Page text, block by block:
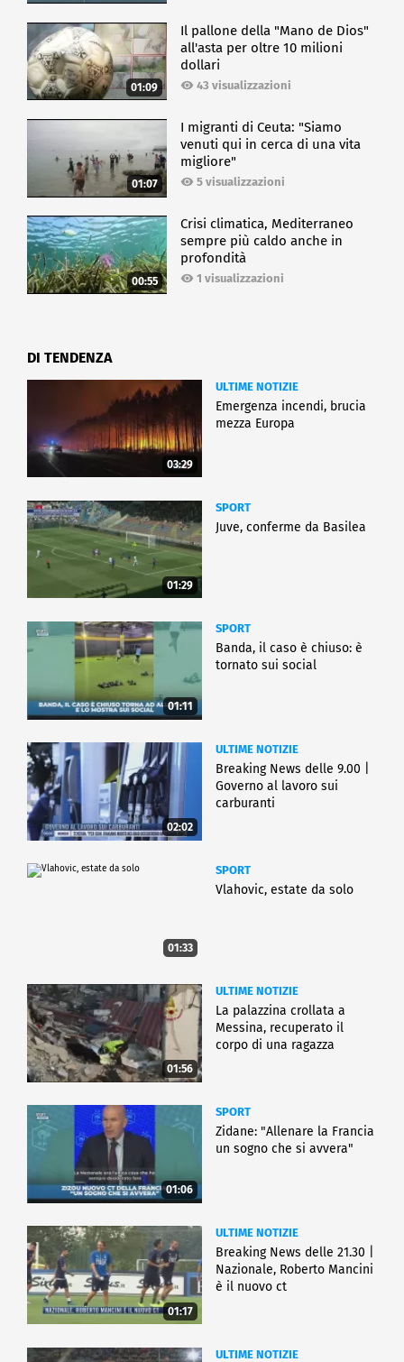
01:09
Il pallone della "Mano de Dios"
all'asta per oltre 10 milioni
dollari
43 visualizzazioni
01:07
I migranti di Ceuta: "Siamo
venuti qui in cerca di una vita
migliore"
5 visualizzazioni
00:55
Crisi climatica, Mediterraneo
sempre più caldo anche in
profondità
1 visualizzazioni
DI TENDENZA
03:29
ULTIME NOTIZIE
Emergenza incendi, brucia
mezza Europa
01:29
SPORT
Juve, conferme da Basilea
01:11
SPORT
Banda, il caso è chiuso: è
tornato sui social
02:02
ULTIME NOTIZIE
Breaking News delle 9.00 |
Governo al lavoro sui
carburanti
01:33
SPORT
Vlahovic, estate da solo
01:56
ULTIME NOTIZIE
La palazzina crollata a
Messina, recuperato il
corpo di una ragazza
01:06
SPORT
Zidane: "Allenare la Francia
un sogno che si avvera"
01:17
ULTIME NOTIZIE
Breaking News delle 21.30 |
Nazionale, Roberto Mancini
è il nuovo ct
ULTIME NOTIZIE